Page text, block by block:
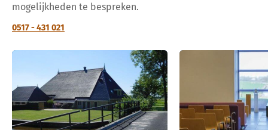
mogelijkheden te bespreken.
0517 - 431 021